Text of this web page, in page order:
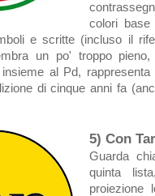
colori
e scritte (incluso il
un po' troppo
al Pd,
di cinque anni fa
5) Con
Guarda
quinta
proiezione